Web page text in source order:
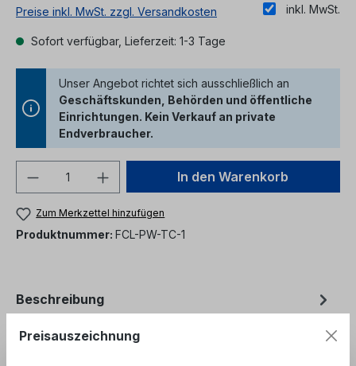
inkl. MwSt.
Preise inkl. MwSt. zzgl. Versandkosten
Sofort verfügbar, Lieferzeit: 1-3 Tage
Unser Angebot richtet sich ausschließlich an
Geschäftskunden, Behörden und öffentliche
Einrichtungen. Kein Verkauf an private
Endverbraucher.
Produkt Anzahl: Gib denIn den Warenkorb
Zum Merkzettel hinzufügen
Produktnummer: FCL-PW-TC-1
Beschreibung
Reinigungstuch - entfernt schnell und effektiv
Preisauszeichnung